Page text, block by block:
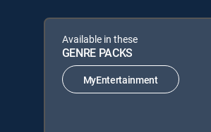
Available in these
GENRE PACKS
MyEntertainment